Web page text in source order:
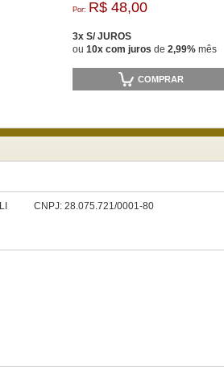
Por: R$ 48,00
3x S/ JUROS
ou 10x com juros de 2,99% mês
COMPRAR
CNPJ: 28.075.721/0001-80